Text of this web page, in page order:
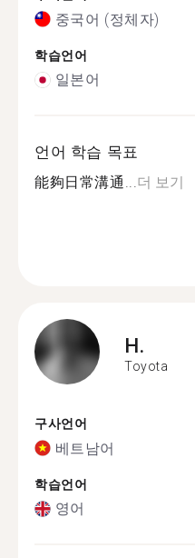
중국어 (정체자)
학습언어
일본어
언어 학습 목표
能夠日常溝通...더 보기
H.
Toyota
구사언어
베트남어
학습언어
영어